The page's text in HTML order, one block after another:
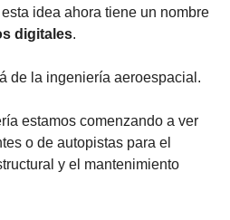
idea ahora tiene un nombre
digitales.
de la ingeniería aeroespacial.
estamos comenzando a ver
o de autopistas para el
y el mantenimiento